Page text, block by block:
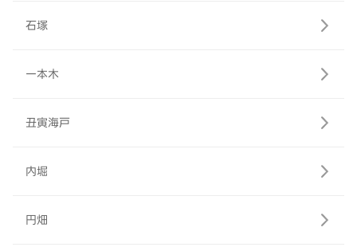
石塚
一本木
丑寅海戸
内堀
円畑